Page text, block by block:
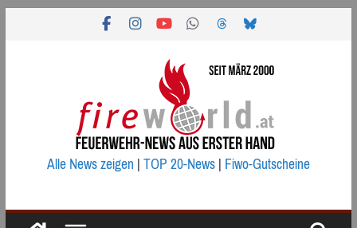
Alle News zeigen|TOP 20-News|Fiwo-Gutscheine